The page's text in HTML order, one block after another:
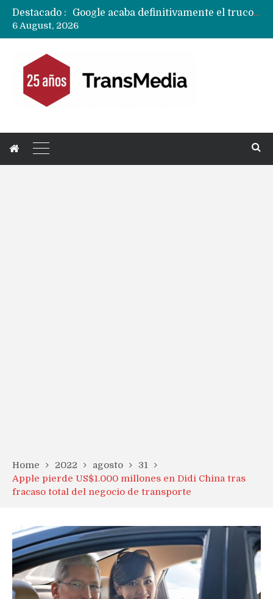
Destacado :
Google acaba definitivamente el truco para pagar con NFC en celulares Xiaomi, Oppo, Vivo y Huawei con ROM china
6 August, 2026
Home 2022 agosto
31
Apple pierde US$1.000 millones en Didi China tras
fracaso total del negocio de transporte